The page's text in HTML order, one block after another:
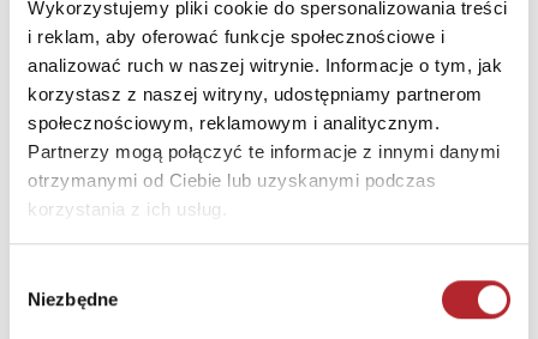
Wykorzystujemy pliki cookie do spersonalizowania treści
i reklam, aby oferować funkcje społecznościowe i
analizować ruch w naszej witrynie. Informacje o tym, jak
korzystasz z naszej witryny, udostępniamy partnerom
społecznościowym, reklamowym i analitycznym.
Partnerzy mogą połączyć te informacje z innymi danymi
otrzymanymi od Ciebie lub uzyskanymi podczas
korzystania z ich usług.
zgody
Niezbędne
INNI KLIENCI KUPOWALI